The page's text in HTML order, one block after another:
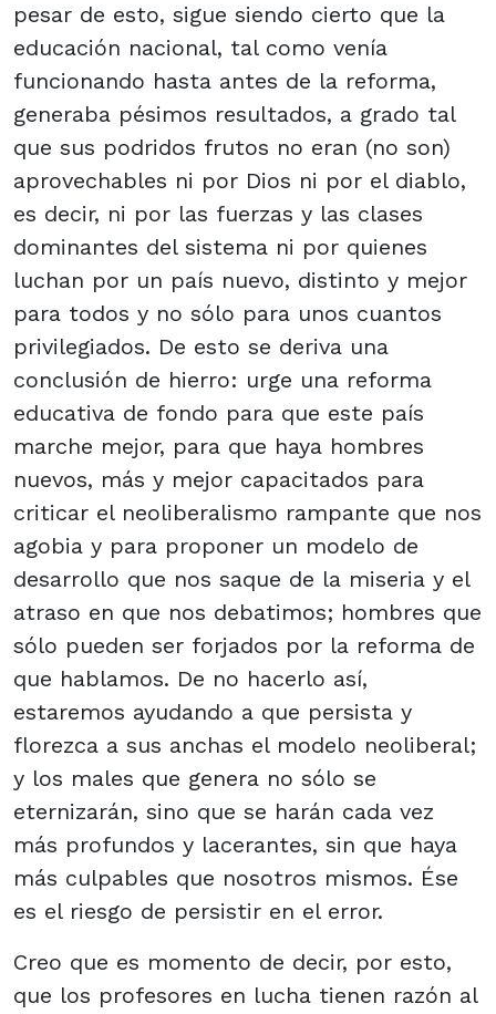
pesar de esto, sigue siendo cierto que la
educación nacional, tal como venía
funcionando hasta antes de la reforma,
generaba pésimos resultados, a grado tal
que sus podridos frutos no eran (no son)
aprovechables ni por Dios ni por el diablo,
es decir, ni por las fuerzas y las clases
dominantes del sistema ni por quienes
luchan por un país nuevo, distinto y mejor
para todos y no sólo para unos cuantos
privilegiados. De esto se deriva una
conclusión de hierro: urge una reforma
educativa de fondo para que este país
marche mejor, para que haya hombres
nuevos, más y mejor capacitados para
criticar el neoliberalismo rampante que nos
agobia y para proponer un modelo de
desarrollo que nos saque de la miseria y el
atraso en que nos debatimos; hombres que
sólo pueden ser forjados por la reforma de
que hablamos. De no hacerlo así,
estaremos ayudando a que persista y
florezca a sus anchas el modelo neoliberal;
y los males que genera no sólo se
eternizarán, sino que se harán cada vez
más profundos y lacerantes, sin que haya
más culpables que nosotros mismos. Ése
es el riesgo de persistir en el error.
Creo que es momento de decir, por esto,
que los profesores en lucha tienen razón al